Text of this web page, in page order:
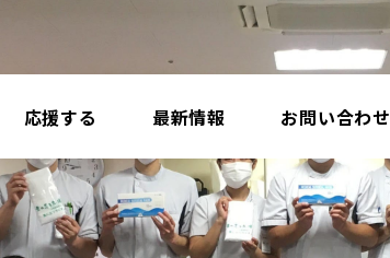
応援する 最新情報 お問い合わせ